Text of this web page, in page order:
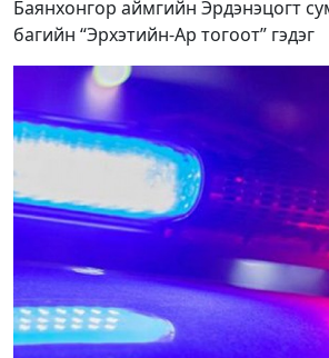
Баянхонгор аймгийн Эрдэнэцогт
багийн “Эрхэтийн-Ар тогоот” гэдэг